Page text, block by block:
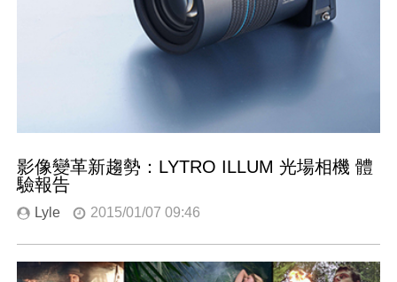
影像變革新趨勢：LYTRO ILLUM 光場相機 體
驗報告
Lyle 2015/01/07 09:46